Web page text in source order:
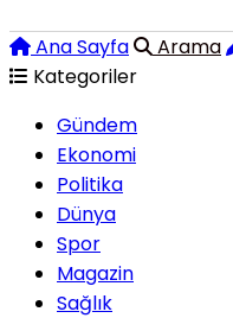
Ana Sayfa Arama
Kategoriler
Gündem
Ekonomi
Politika
Dünya
Spor
Magazin
Sağlık